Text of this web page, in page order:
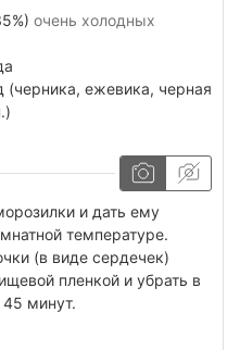
очень холодных
(черника, ежевика, черная
и дать ему
температуре.
(в виде сердечек)
пленкой и убрать в
минут.